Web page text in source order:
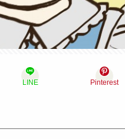
LINE Pinterest